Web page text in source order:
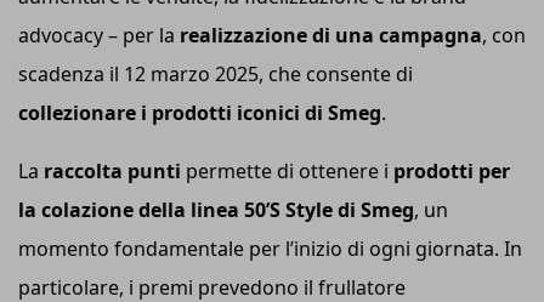
advocacy – per la realizzazione di una campagna, con
scadenza il 12 marzo 2025, che consente di
collezionare i prodotti iconici di Smeg.
La raccolta punti permette di ottenere i prodotti per
la colazione della linea 50’S Style di Smeg, un
momento fondamentale per l’inizio di ogni giornata. In
particolare, i premi prevedono il frullatore